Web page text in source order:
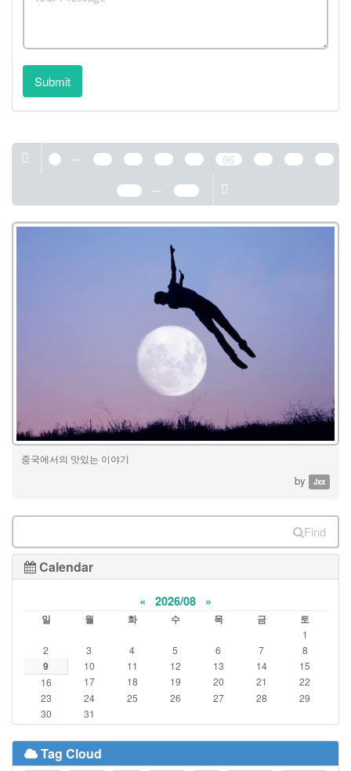
Submit
1 ... 92 93 94 95 96 97 98
99
100
... 389
중국에서의 맛있는 이야기
by Jxx
Find
Calendar
« 2026/08 »
일 월 화 수 목 금 토
1
2
3 4 5 6 7 8
9 10 11 12 13 14
15
16
17 18 19 20 21
22
23
24 25 26 27 28
29
30
31
Tag Cloud